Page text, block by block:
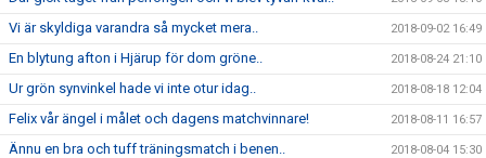
Vi är skyldiga varandra så mycket mera.. 2018-09-02 16:49
En blytung afton i Hjärup för dom gröne.. 2018-08-24 21:10
Ur grön synvinkel hade vi inte otur idag.. 2018-08-18 12:04
Felix vår ängel i målet och dagens matchvinnare! 2018-08-11 16:57
Ännu en bra och tuff träningsmatch i benen.. 2018-08-04 15:30